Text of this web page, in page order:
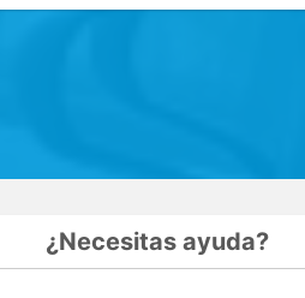
¿Necesitas ayuda?